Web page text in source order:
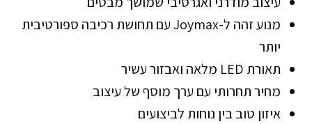
מנוע זהה ל-Joymax עם תחושת רכיבה ספורטיבית
יותר
תאורת LED מלאה ואבזור עשיר
מחיר תחרותי עם ערך מוסף של עיצוב
איזון טוב בין נוחות לביצועים